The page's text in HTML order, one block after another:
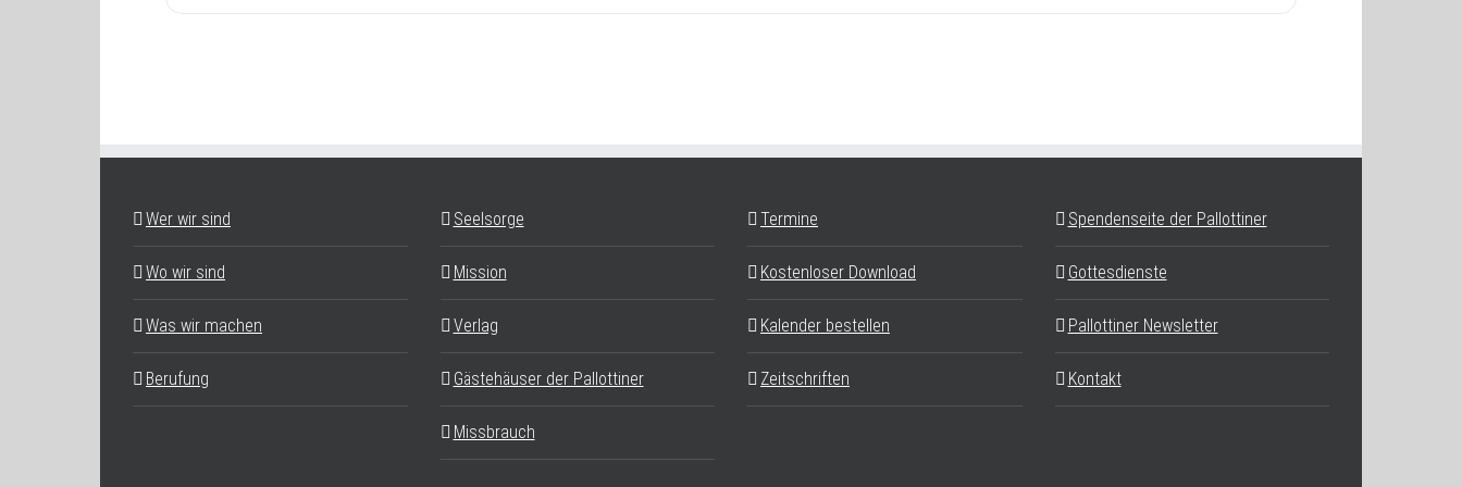
Wer wir sind
Wo wir sind
Was wir machen
Berufung
Seelsorge
Mission
Verlag
Gästehäuser der Pallottiner
Missbrauch
Termine
Kostenloser Download
Kalender bestellen
Zeitschriften
Spendenseite der Pallottiner
Gottesdienste
Pallottiner Newsletter
Kontakt